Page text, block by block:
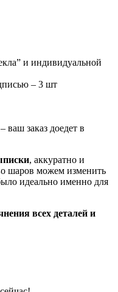
и индивидуальной
– 3 шт
ваш заказ доедет в
, аккуратно и
шаров можем изменить
идеально именно для
всех деталей и